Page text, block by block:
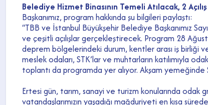
Belediye Hizmet Binasının Temeli Atılacak, 2
Başkanımız, program hakkında şu bilgileri paylaştı:
“TBB ve İstanbul Büyükşehir Belediye Başkanımız
ve çeşitli açılışlar gerçekleştirecek. Program 28
deprem bölgelerindeki durum, kentler arası iş birliği ve
meslek odaları, STK’lar ve muhtarların katılımıyla
toplantı da programda yer alıyor. Akşam yemeğinde
Ertesi gün, tarım, sanayi ve turizm konularında odak
vatandaşlarımızın yaşadığı mağduriyeti en kısa